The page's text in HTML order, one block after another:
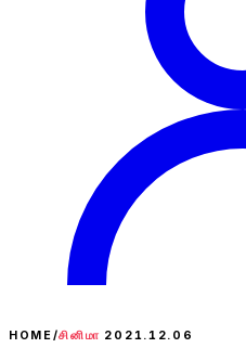
HOME/சினிமா 2021.12.06